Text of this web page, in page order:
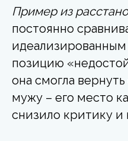
Пример из
постоянно
идеализированным
позицию
она смогла
мужу – его место
снизило критику